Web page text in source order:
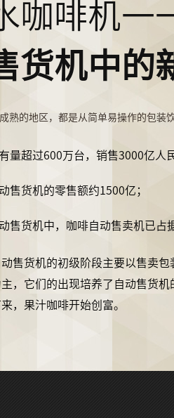
咖啡机一
货机中的
熟的地区，都是从简单易操作的包装
量超过600万台，销售3000亿人
售货机的零售额约1500亿；
售货机中，咖啡自动售卖机已占
售货机的初级阶段主要以售卖
，它们的出现培养了自动售货
，果汁咖啡开始创富。